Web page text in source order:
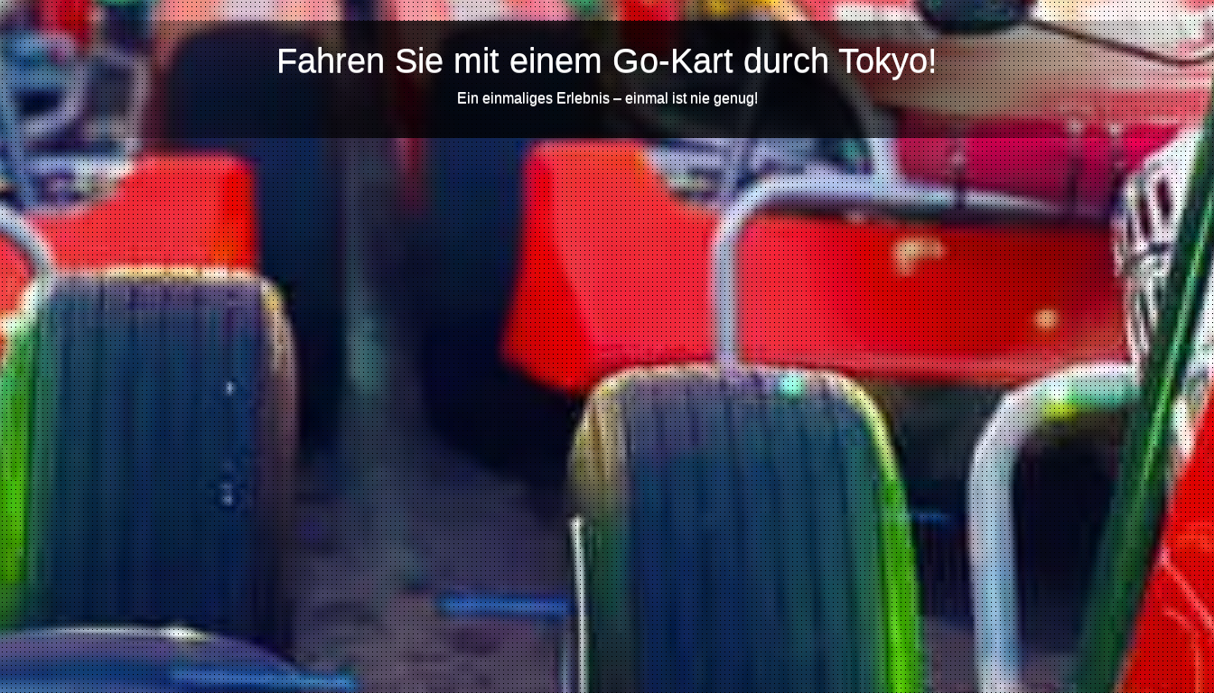
Fahren Sie mit einem Go-Kart durch Tokyo!
Ein einmaliges Erlebnis – einmal ist nie genug!